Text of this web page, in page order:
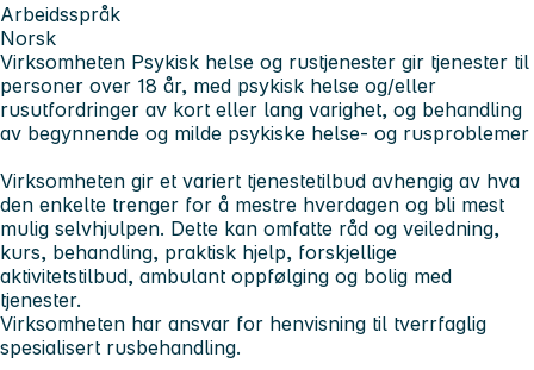
Arbeidsspråk
Norsk
Virksomheten Psykisk helse og rustjenester gir tjenester til
personer over 18 år, med psykisk helse og/eller
rusutfordringer av kort eller lang varighet, og behandling
av begynnende og milde psykiske helse- og rusproblemer
Virksomheten gir et variert tjenestetilbud avhengig av hva
den enkelte trenger for å mestre hverdagen og bli mest
mulig selvhjulpen. Dette kan omfatte råd og veiledning,
kurs, behandling, praktisk hjelp, forskjellige
aktivitetstilbud, ambulant oppfølging og bolig med
tjenester.
Virksomheten har ansvar for henvisning til tverrfaglig
spesialisert rusbehandling.